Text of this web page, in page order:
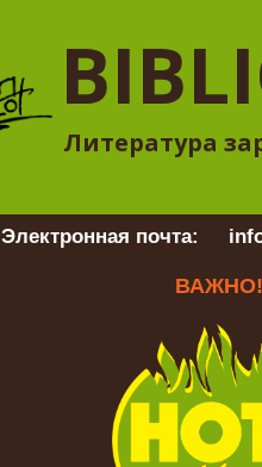
Литература
Электронная почта:
ВАЖНО!